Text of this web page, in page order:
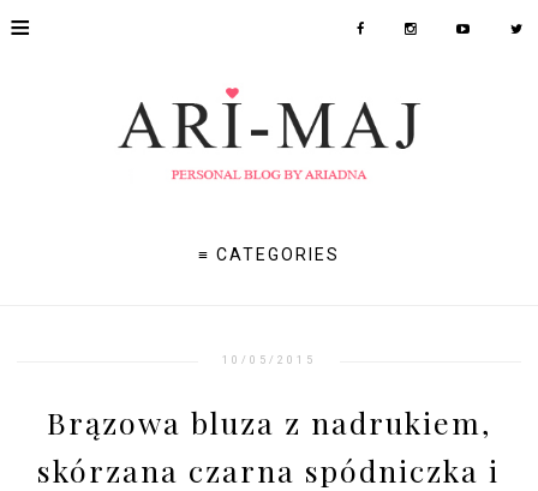
≡
≡ CATEGORIES
10/05/2015
Brązowa bluza z nadrukiem,
skórzana czarna spódniczka i